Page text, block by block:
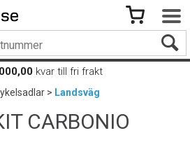
kvar till fri frakt
> Landsväg
CARBONIO